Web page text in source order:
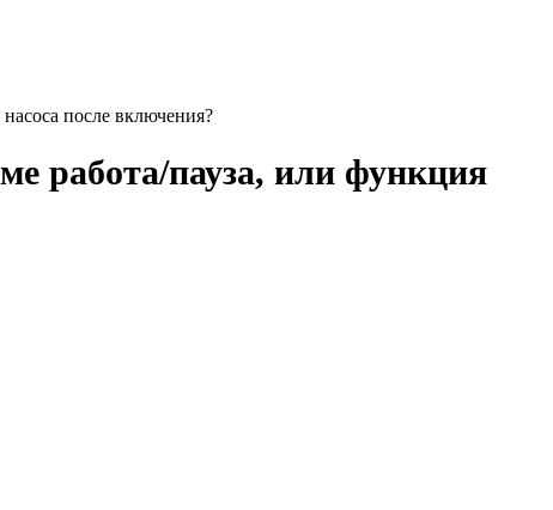
после включения?
работа/пауза, или функция